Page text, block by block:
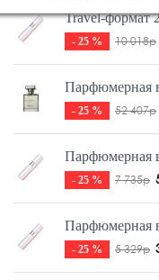
Travel-формат
- 25 % 10 018р
Парфюмерная
- 25 % 52 407р
Парфюмерная
- 25 % 7 735р
Парфюмерная
- 25 % 5 329р